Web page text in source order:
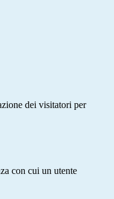
dei visitatori per
con cui un utente